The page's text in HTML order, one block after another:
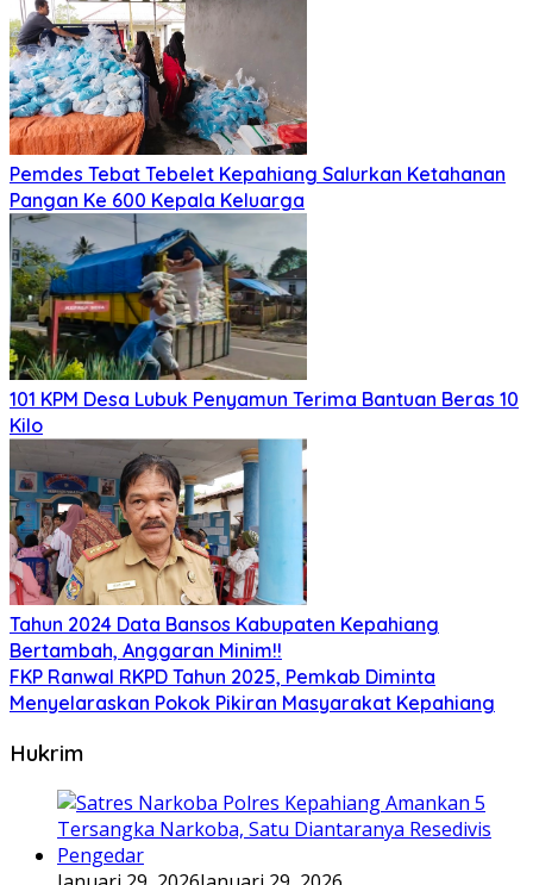
Pemdes Tebat Tebelet Kepahiang Salurkan Ketahanan
Pangan Ke 600 Kepala Keluarga
101 KPM Desa Lubuk Penyamun Terima Bantuan Beras 10
Kilo
Tahun 2024 Data Bansos Kabupaten Kepahiang
Bertambah, Anggaran Minim!!
FKP Ranwal RKPD Tahun 2025, Pemkab Diminta
Menyelaraskan Pokok Pikiran Masyarakat Kepahiang
Hukrim